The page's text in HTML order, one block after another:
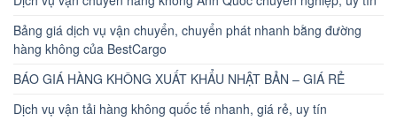
Bảng giá dịch vụ vận chuyển, chuyển phát nhanh bằng đường
hàng không của BestCargo
BÁO GIÁ HÀNG KHÔNG XUẤT KHẨU NHẬT BẢN – GIÁ RẺ
Dịch vụ vận tải hàng không quốc tế nhanh, giá rẻ, uy tín